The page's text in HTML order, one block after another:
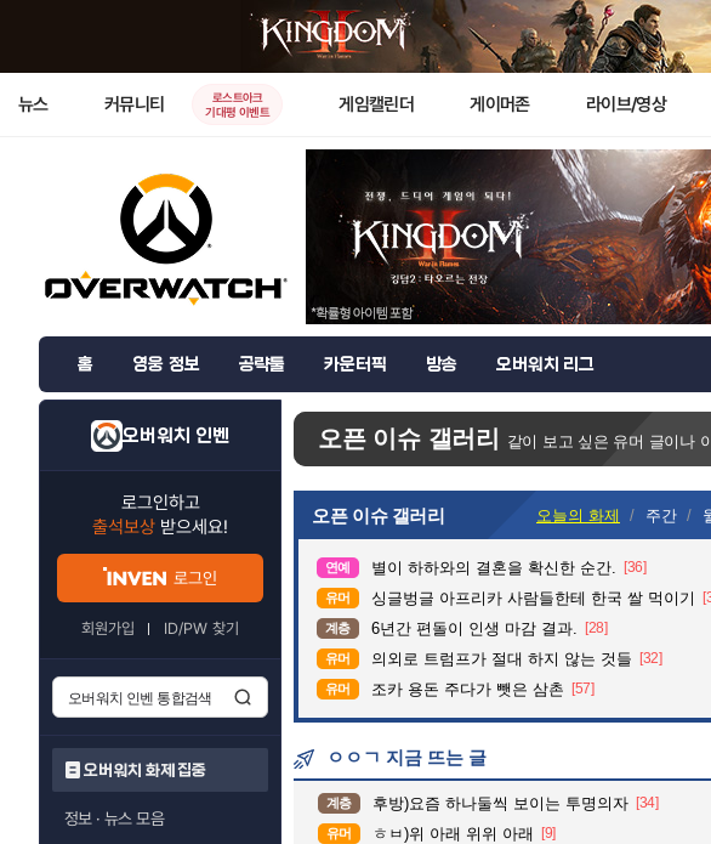
뉴스 커뮤니티
로스트아크
기대평 이벤트
게임캘린더 게이머존 라이브/영상
홈 영웅 정보 공략툴 카운터픽 방송 오버워치 리그
오버워치 인벤
로그인하고
출석보상 받으세요!
로그인
회원가입 ID/PW 찾기
오버워치 화제 집중
정보 · 뉴스 모음
오픈 이슈 갤러리 같이 보고 싶은 유머 글이나
오픈 이슈 갤러리 오늘의 화제 주간
연예 별이 하하와의 결혼을 확신한 순간. [36]
유머 싱글벙글 아프리카 사람들한테 한국 쌀 먹이기
계층 6년간 편돌이 인생 마감 결과. [28]
유머 의외로 트럼프가 절대 하지 않는 것들 [32]
유머 조카 용돈 주다가 뺏은 삼촌 [57]
ㅇㅇㄱ 지금 뜨는 글
계층 후방)요즘 하나둘씩 보이는 투명의자 [34]
유머 ㅎㅂ)위 아래 위위 아래 [9]